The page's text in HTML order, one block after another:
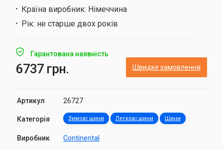
Країна виробник: Німеччина
Рік: не старше двох років
Гарантована наявність
6737 грн. Швидке замовлення
Артикул 26727
Категорія Зимові шини Легкові шини Шини
Виробник Continental